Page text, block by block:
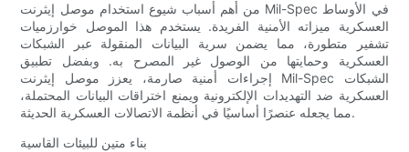
من أهم أسباب شيوع استخدام موصل إيثرنت Mil-Spec في الأوساط
العسكرية ميزاته الأمنية الفريدة. يستخدم هذا الموصل خوارزميات
تشفير متطورة، مما يضمن سرية البيانات المنقولة عبر الشبكات
العسكرية وحمايتها من الوصول غير المصرح به. وبفضل تطبيق
إجراءات أمنية صارمة، يعزز موصل إيثرنت Mil-Spec الشبكات
العسكرية ضد التهديدات الإلكترونية ويمنع اختراقات البيانات المحتملة،
مما يجعله عنصرًا أساسيًا في أنظمة الاتصالات العسكرية الحديثة.
بناء متين للبيئات القاسية